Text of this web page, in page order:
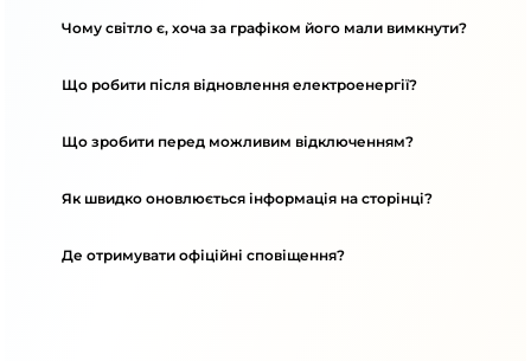
Чому світло є, хоча за графіком його мали вимкнути?
Що робити після відновлення електроенергії?
Що зробити перед можливим відключенням?
Як швидко оновлюється інформація на сторінці?
Де отримувати офіційні сповіщення?